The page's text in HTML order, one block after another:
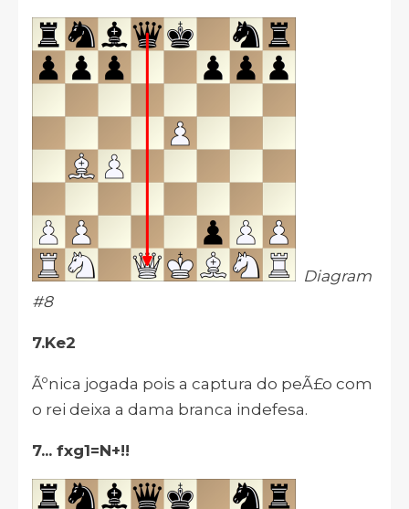
Diagram
#8
7.Ke2
Ãºnica jogada pois a captura do peÃ£o com
o rei deixa a dama branca indefesa.
7... fxg1=N+!!